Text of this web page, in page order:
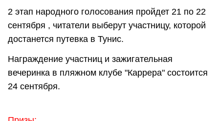
2 этап народного голосования пройдет 21 по 22
сентября , читатели выберут участницу, которой
достанется путевка в Тунис.
Награждение участниц и зажигательная
вечеринка в пляжном клубе "Каррера" состоится
24 сентября.